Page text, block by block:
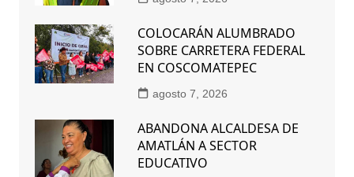
COLOCARÁN ALUMBRADO
SOBRE CARRETERA FEDERAL
EN COSCOMATEPEC
agosto 7, 2026
ABANDONA ALCALDESA DE
AMATLÁN A SECTOR
EDUCATIVO